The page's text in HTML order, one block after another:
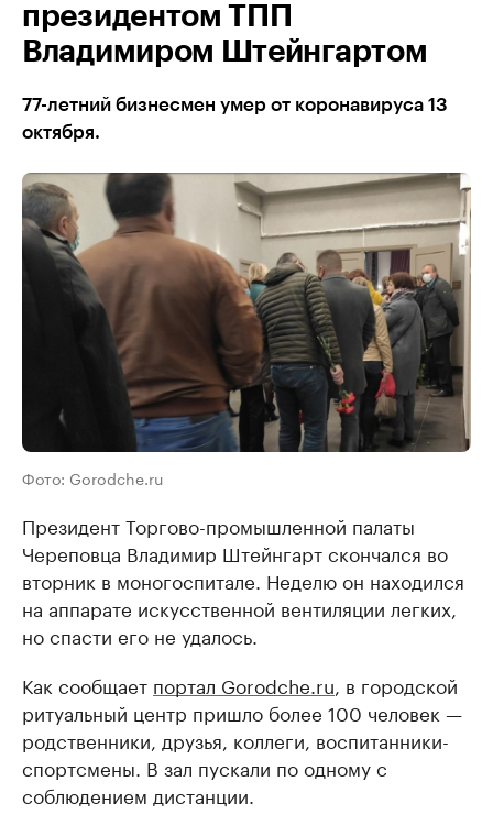
президентом ТПП
Владимиром Штейнгартом
77-летний бизнесмен умер от коронавируса 13
октября.
Фото: Gorodche.ru
Президент Торгово-промышленной палаты
Череповца Владимир Штейнгарт скончался во
вторник в моногоспитале. Неделю он находился
на аппарате искусственной вентиляции легких,
но спасти его не удалось.
Как сообщает портал Gorodche.ru , в городской
ритуальный центр пришло более 100 человек —
родственники, друзья, коллеги, воспитанники-
спортсмены. В зал пускали по одному с
соблюдением дистанции.